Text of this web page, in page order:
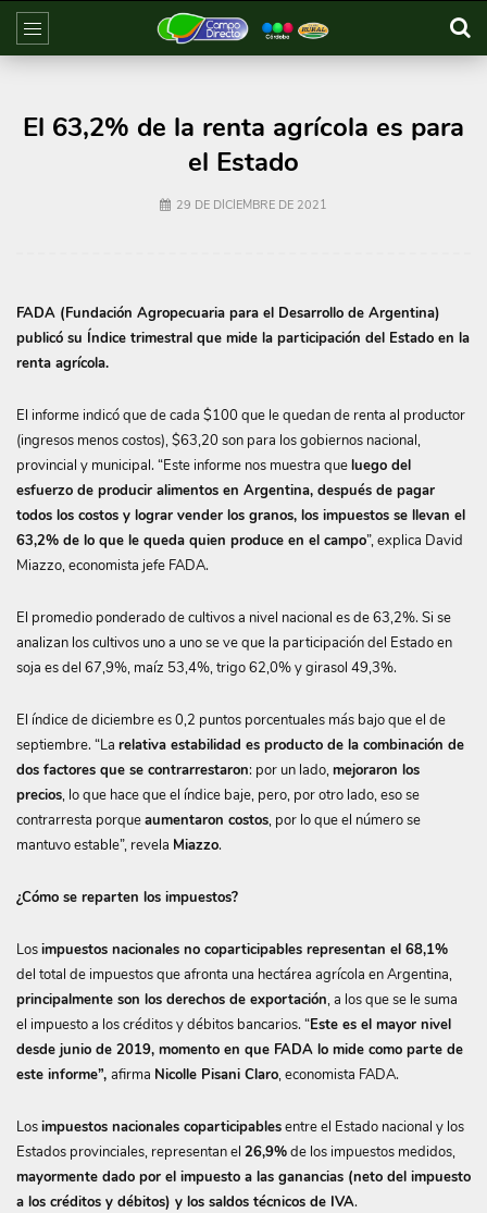
El 63,2% de la renta agrícola es para
el Estado
29 DE DICIEMBRE DE 2021
FADA (Fundación Agropecuaria para el Desarrollo de Argentina)
publicó su Índice trimestral que mide la participación del Estado en la
renta agrícola.
El informe indicó que de cada $100 que le quedan de renta al productor
(ingresos menos costos), $63,20 son para los gobiernos nacional,
provincial y municipal. “Este informe nos muestra queluego del
esfuerzo de producir alimentos en Argentina, después de pagar
todos los costos y lograr vender los granos, los impuestos se llevan el
63,2% de lo que le queda quien produce en el campo”, explica David
Miazzo, economista jefe FADA.
El promedio ponderado de cultivos a nivel nacional es de 63,2%. Si se
analizan los cultivos uno a uno se ve que la participación del Estado en
soja es del 67,9%, maíz 53,4%, trigo 62,0% y girasol 49,3%.
El índice de diciembre es 0,2 puntos porcentuales más bajo que el de
septiembre. “La relativa estabilidad es producto de la combinación de
dos factores que se contrarrestaron: por un lado,mejoraron los
precios, lo que hace que el índice baje, pero, por otro lado, eso se
contrarresta porqueaumentaron costos, por lo que el número se
mantuvo estable”, revela Miazzo.
¿Cómo se reparten los impuestos?
Losimpuestos nacionales no coparticipables representan el 68,1%
del total de impuestos que afronta una hectárea agrícola en Argentina,
principalmente son los derechos de exportación, a los que se le suma
el impuesto a los créditos y débitos bancarios. “Este es el mayor nivel
desde junio de 2019, momento en que FADA lo mide como parte de
este informe”, afirma Nicolle Pisani Claro, economista FADA.
Losimpuestos nacionales coparticipablesentre el Estado nacional y los
Estados provinciales, representan el 26,9%de los impuestos medidos,
mayormente dado por el impuesto a las ganancias (neto del impuesto
a los créditos y débitos) y los saldos técnicos de IVA.